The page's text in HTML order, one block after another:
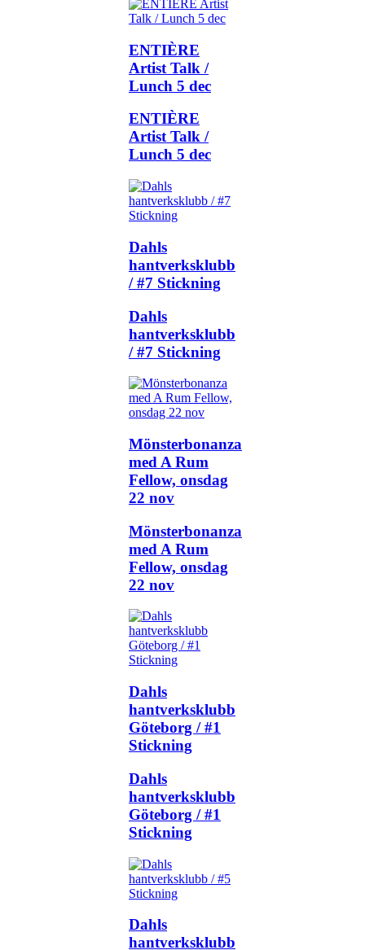
ENTIÈRE
Artist Talk /
Lunch 5 dec
ENTIÈRE
Artist Talk /
Lunch 5 dec
Dahls
hantverksklubb
/ #7 Stickning
Dahls
hantverksklubb
/ #7 Stickning
Mönsterbonanza
med A Rum
Fellow, onsdag
22 nov
Mönsterbonanza
med A Rum
Fellow, onsdag
22 nov
Dahls
hantverksklubb
Göteborg / #1
Stickning
Dahls
hantverksklubb
Göteborg / #1
Stickning
Dahls
hantverksklubb